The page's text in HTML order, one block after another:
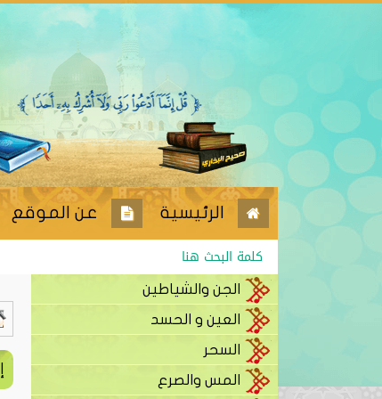
الرئيسية عن الموقع
الجن والشياطين
العين و الحسد
السحر
المس والصرع